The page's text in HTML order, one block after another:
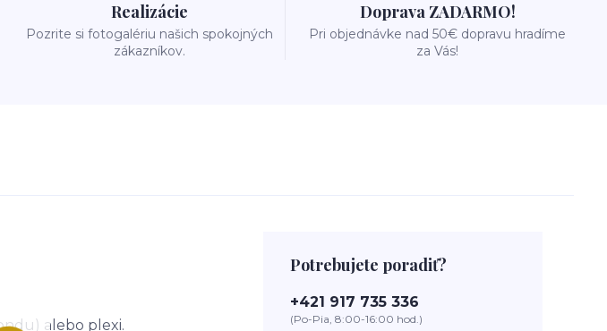
Realizácie
Pozrite si fotogalériu našich spokojných
zákazníkov.
Doprava ZADARMO!
Pri objednávke nad 50€ dopravu hradíme
za Vás!
alebo plexi.
Potrebujete poradiť?
+421 917 735 336
(Po-Pia, 8:00-16:00 hod.)